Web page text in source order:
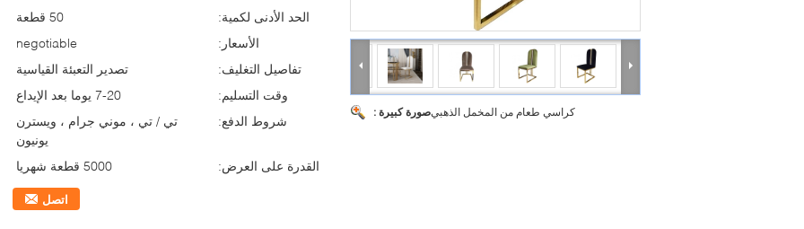
صورة كبيرة :كراسي طعام من المخمل الذهبي
الحد الأدنى لكمية:
50 قطعة
الأسعار:
negotiable
تفاصيل التغليف:
تصدير التعبئة القياسية
وقت التسليم:
7-20 يوما بعد الإيداع
شروط الدفع:
تي / تي ، موني جرام ، ويسترن
يونيون
القدرة على العرض:
5000 قطعة شهريا
اتصل